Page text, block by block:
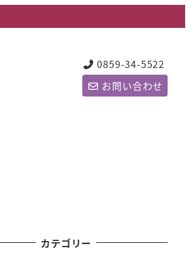
0859-34-5522
お問い合わせ
カテゴリー